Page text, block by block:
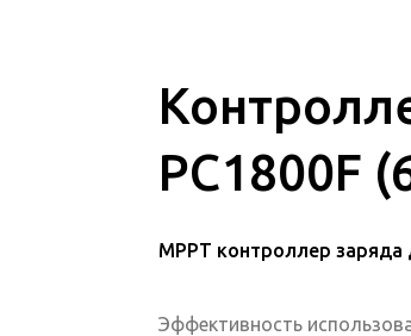
PC1800F
MPPT контроллер
Эффективность